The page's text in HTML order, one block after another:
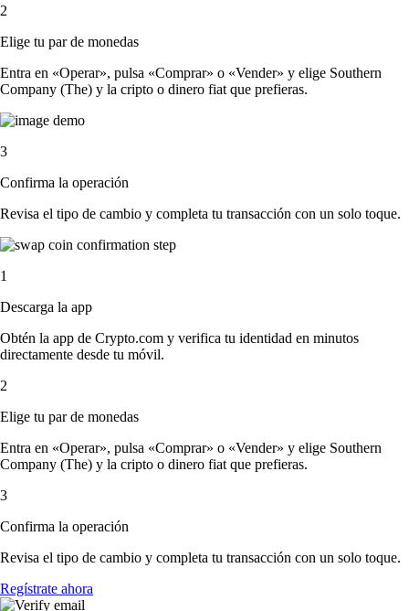
2
Elige tu par de monedas
Entra en «Operar», pulsa «Comprar» o «Vender» y elige Southern
Company (The) y la cripto o dinero fiat que prefieras.
3
Confirma la operación
Revisa el tipo de cambio y completa tu transacción con un solo toque.
1
Descarga la app
Obtén la app de Crypto.com y verifica tu identidad en minutos
directamente desde tu móvil.
2
Elige tu par de monedas
Entra en «Operar», pulsa «Comprar» o «Vender» y elige Southern
Company (The) y la cripto o dinero fiat que prefieras.
3
Confirma la operación
Revisa el tipo de cambio y completa tu transacción con un solo toque.
Regístrate ahora